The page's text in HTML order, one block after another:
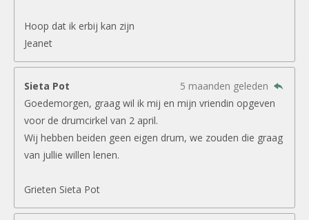
Hoop dat ik erbij kan zijn
Jeanet
Sieta Pot
5 maanden geleden
Goedemorgen, graag wil ik mij en mijn vriendin opgeven
voor de drumcirkel van 2 april.
Wij hebben beiden geen eigen drum, we zouden die graag
van jullie willen lenen.
Grieten Sieta Pot